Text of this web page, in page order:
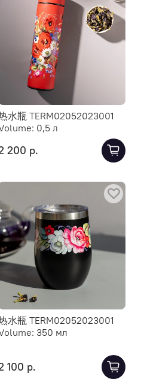
水瓶 TERM02052023001
0,5 л
200 р.
水瓶 TERM02052023001
350 мл
100 р.